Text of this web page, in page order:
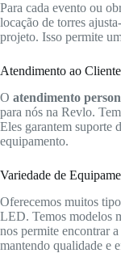
Para cada evento ou
locação de torres
projeto. Isso permite
Atendimento ao Cliente
O atendimento
para nós na Revlo.
Eles garantem suporte
equipamento.
Variedade de
Oferecemos muitos
LED. Temos modelos
nos permite encontrar
mantendo qualidade e